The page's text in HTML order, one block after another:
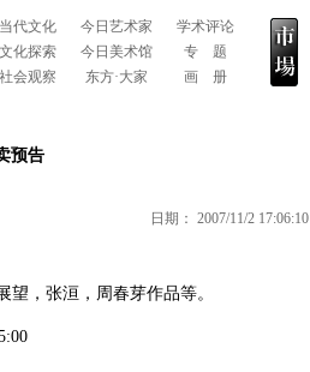
当代文化
文化探索
社会观察
今日艺术家
今日美术馆
东方·大家
学术评论
专 题
画 册
预告
日期： 2007/11/2 17:06:10
，张洹，周春芽作品等。